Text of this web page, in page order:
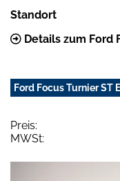
Standort
Details zum Ford
Ford Focus Turnier
Preis:
MWSt: